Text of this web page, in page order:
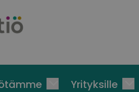
Yrityksille